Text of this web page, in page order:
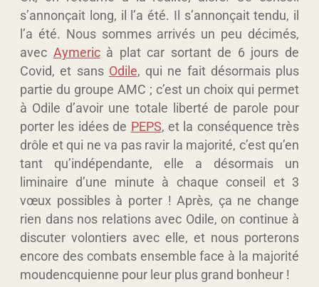
s’annonçait long, il l’a été. Il s’annonçait tendu, il
l’a été. Nous sommes arrivés un peu décimés,
avec Aymericà plat car sortant de 6 jours de
Covid, et sans Odile, qui ne fait désormais plus
partie du groupe AMC ; c’est un choix qui permet
à Odile d’avoir une totale liberté de parole pour
porter les idées de PEPS, et la conséquence très
drôle et qui ne va pas ravir la majorité, c’est qu’en
tant qu’indépendante, elle a désormais un
liminaire d’une minute à chaque conseil et 3
vœux possibles à porter ! Après, ça ne change
rien dans nos relations avec Odile, on continue à
discuter volontiers avec elle, et nous porterons
encore des combats ensemble face à la majorité
moudencquienne pour leur plus grand bonheur !